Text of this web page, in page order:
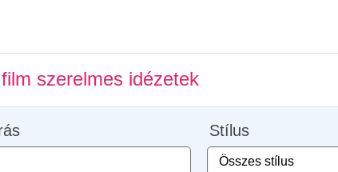
szerelmes idézetek
Stílus